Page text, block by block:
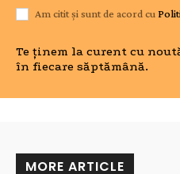
Am citit și sunt de acord cu
Te ținem la curent cu
în fiecare săptămână.
MORE ARTICLE